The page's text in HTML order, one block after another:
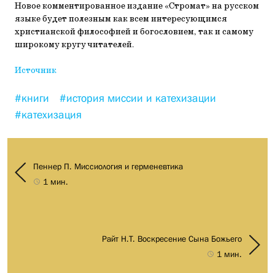
Новое комментированное издание «Стромат» на русском
языке будет полезным как всем интересующимся
христианской философией и богословием, так и самому
широкому кругу читателей.
Источник
#книги
#история миссии и катехизации
#катехизация
Пеннер П. Миссиология и герменевтика
1 мин.
Райт Н.Т. Воскресение Сына Божьего
1 мин.